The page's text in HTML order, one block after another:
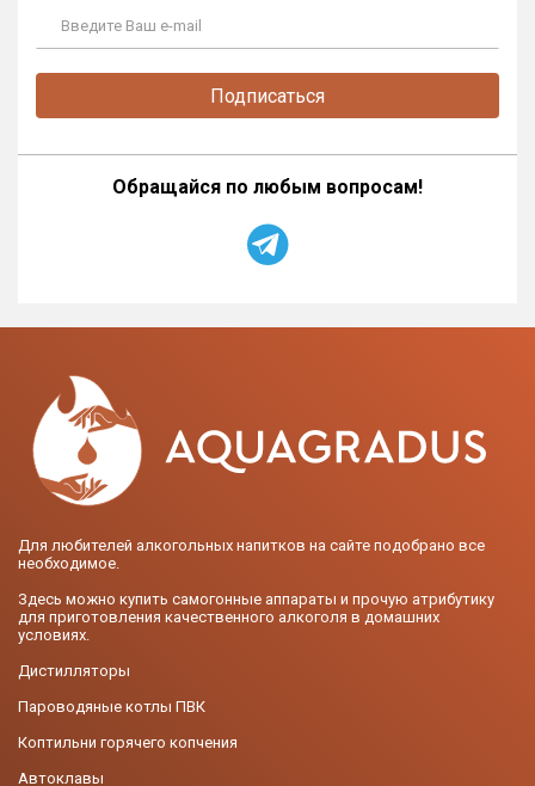
Подписаться
Обращайся по любым вопросам!
Для любителей алкогольных напитков на сайте подобрано все
необходимое.
Здесь можно купить самогонные аппараты и прочую атрибутику
для приготовления качественного алкоголя в домашних
условиях.
Дистилляторы
Пароводяные котлы ПВК
Коптильни горячего копчения
Автоклавы